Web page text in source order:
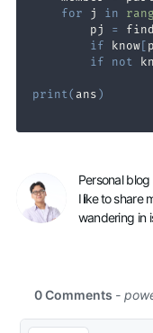
for j in
        pj
= find
if know [
if
not
print( ans )
Personal
I like to share
wandering in